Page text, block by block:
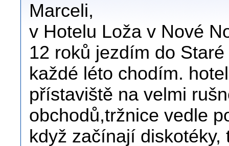
Marceli,
v Hotelu Loža v Nové
12 roků jezdím do
každé léto chodím.
přístaviště na velmi
obchodů,tržnice vedle
když začínají